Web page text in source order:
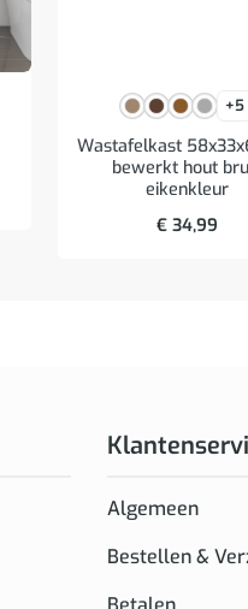
+5
Wastafelkast
bewerkt hout
eikenkleur
€34,99
Algemeen
Bestellen &